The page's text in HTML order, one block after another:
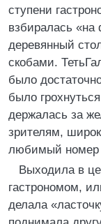
ступени
взбиралась «на
деревянный
скобами.
было
было
держалась за
зрителям,
любимый номер
Выходила в
гастрономом,
делала